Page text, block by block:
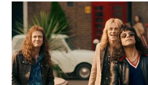
BOGOR
WN
DEPOK
WN